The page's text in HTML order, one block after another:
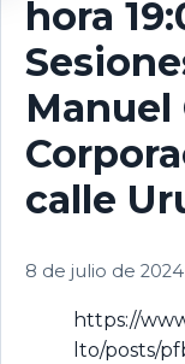
hora
Manuel
calle
8 de julio de 2024
https://
lto/posts/